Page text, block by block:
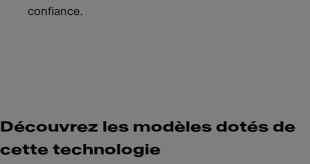
confiance.
Découvrez les modèles dotés de
cette technologie